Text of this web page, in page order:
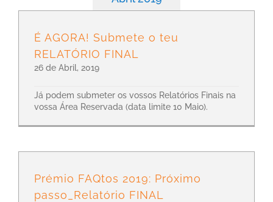
É AGORA! Submete o teu
RELATÓRIO FINAL
26 de Abril, 2019
Já podem submeter os vossos Relatórios Finais na
vossa Área Reservada (data limite 10 Maio).
Prémio FAQtos 2019: Próximo
passo_Relatório FINAL